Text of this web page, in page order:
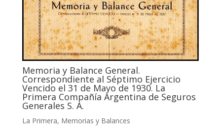
Memoria y Balance General.
Correspondiente al Séptimo Ejercicio
Vencido el 31 de Mayo de 1930. La
Primera Compañía Argentina de Seguros
Generales S. A.
La Primera, Memorias y Balances